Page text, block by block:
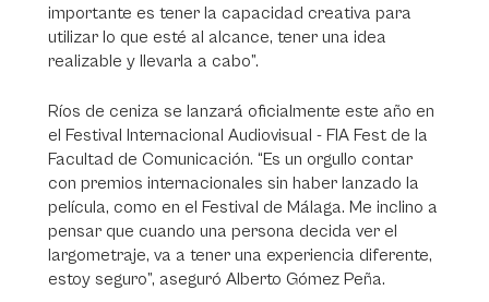
importante es tener la capacidad creativa para
utilizar lo que esté al alcance, tener una idea
realizable y llevarla a cabo”.
Ríos de ceniza se lanzará oficialmente este año en
el Festival Internacional Audiovisual - FIA Fest de la
Facultad de Comunicación. “Es un orgullo contar
con premios internacionales sin haber lanzado la
película, como en el Festival de Málaga. Me inclino a
pensar que cuando una persona decida ver el
largometraje, va a tener una experiencia diferente,
estoy seguro”, aseguró Alberto Gómez Peña.